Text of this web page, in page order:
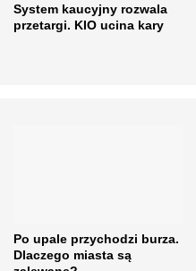
System kaucyjny rozwala
przetargi. KIO ucina kary
Po upale przychodzi burza.
Dlaczego miasta są